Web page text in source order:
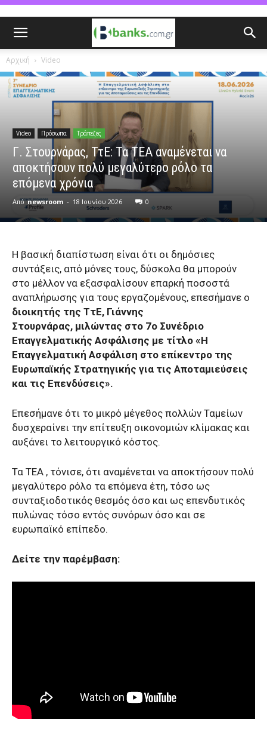
Αρχική Video
Video Πρόσωπα Τράπεζες
Γ. Στουρνάρας, ΤτΕ: Τα ΤΕΑ αναμένεται να
αποκτήσουν πολύ μεγαλύτερο ρόλο τα
επόμενα χρόνια
Από newsroom - 18 Ιουνίου 2026 0
Η βασική διαπίστωση είναι ότι οι δημόσιες
συντάξεις, από μόνες τους, δύσκολα θα μπορούν
στο μέλλον να εξασφαλίσουν επαρκή ποσοστά
αναπλήρωσης για τους εργαζομένους, επεσήμανε ο
διοικητής της TτΕ, Γιάννης
Στουρνάρας, μιλώντας στο 7ο Συνέδριο
Επαγγελματικής Ασφάλισης με τίτλο «Η
Επαγγελματική Ασφάλιση στο επίκεντρο της
Ευρωπαϊκής Στρατηγικής για τις Αποταμιεύσεις
και τις Επενδύσεις».
Επεσήμανε ότι το μικρό μέγεθος πολλών Ταμείων
δυσχεραίνει την επίτευξη οικονομιών κλίμακας και
αυξάνει το λειτουργικό κόστος.
Τα ΤΕΑ , τόνισε, ότι αναμένεται να αποκτήσουν πολύ
μεγαλύτερο ρόλο τα επόμενα έτη, τόσο ως
συνταξιοδοτικός θεσμός όσο και ως επενδυτικός
πυλώνας τόσο εντός συνόρων όσο και σε
ευρωπαϊκό επίπεδο.
Δείτε την παρέμβαση: